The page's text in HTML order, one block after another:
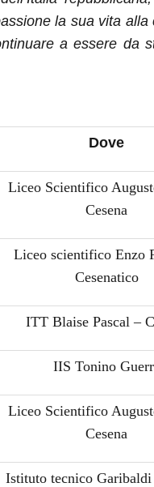
la sua vita alla
a essere da
Dove
Liceo Scientifico
Cesena
Liceo scientifico Enzo
Cesenatico
ITT Blaise Pascal –
IIS Tonino
Liceo Scientifico
Cesena
Istituto tecnico